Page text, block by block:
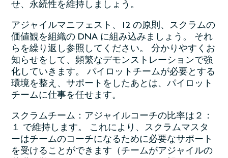
せ、永続性を維持しましょう。
アジャイルマニフェスト、12 の原則、スクラムの
価値観を組織の DNA に組み込みましょう。 それ
らを繰り返し参照してください。 分かりやすくお
知らせをして、頻繁なデモンストレーションで強
化していきます。 パイロットチームが必要とする
環境を整え、サポートをしたあとは、パイロット
チームに仕事を任せます。
スクラムチーム：アジャイルコーチの比率は２：
１ で維持します。 これにより、スクラムマスタ
ーはチームのコーチになるために必要なサポート
を受けることができます（チームがアジャイルの